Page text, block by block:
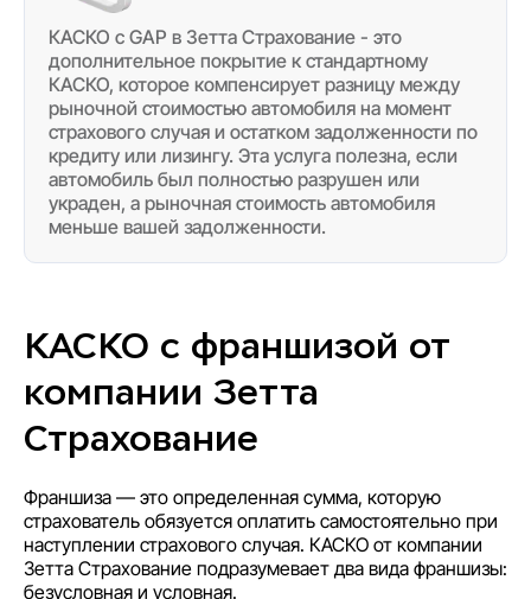
КАСКО с GAP в Зетта Страхование - это
дополнительное покрытие к стандартному
КАСКО, которое компенсирует разницу между
рыночной стоимостью автомобиля на момент
страхового случая и остатком задолженности по
кредиту или лизингу. Эта услуга полезна, если
автомобиль был полностью разрушен или
украден, а рыночная стоимость автомобиля
меньше вашей задолженности.
КАСКО с франшизой от
компании Зетта
Страхование
Франшиза — это определенная сумма, которую
страхователь обязуется оплатить самостоятельно при
наступлении страхового случая. КАСКО от компании
Зетта Страхование подразумевает два вида франшизы:
безусловная и условная.